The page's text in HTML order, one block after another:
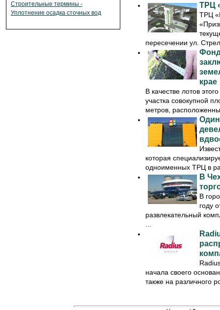
Строительные термины -
Уплотнение осадка сточных вод
ТРЦ
ТРЦ
пересечении ул.
крае
В качестве лотов
участка совокупной
метров,
которая
одноименных ТРЦ в
В
В
году
развлекательный
начала своего
также на различного